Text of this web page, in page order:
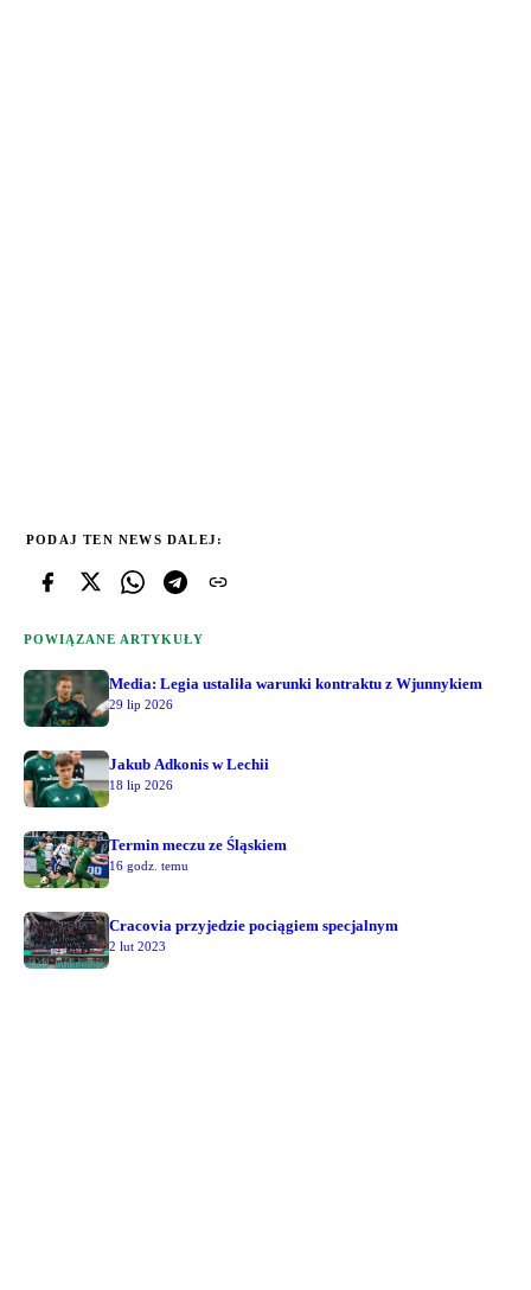
PODAJ TEN NEWS DALEJ:
POWIĄZANE ARTYKUŁY
Media: Legia ustaliła warunki kontraktu z Wjunnykiem
29 lip 2026
Jakub Adkonis w Lechii
18 lip 2026
Termin meczu ze Śląskiem
16 godz. temu
Cracovia przyjedzie pociągiem specjalnym
2 lut 2023